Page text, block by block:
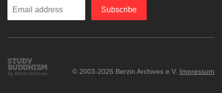
Enter
Subscribe
Study
Buddhism
© 2003-2026 Berzin Archives e.V. Impressum